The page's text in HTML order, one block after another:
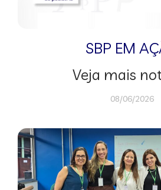
SBP EM
Veja mais
08/06/2026